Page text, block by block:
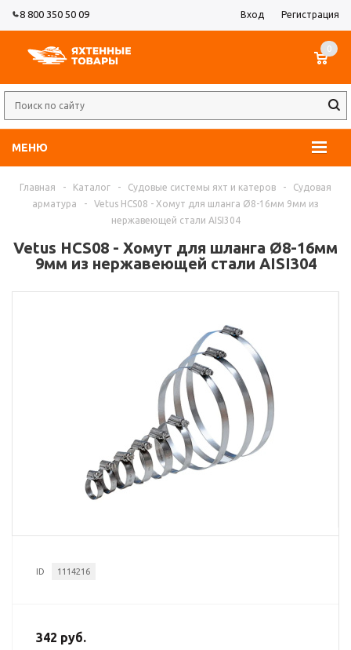
8 800 350 50 09 Вход Регистрация
МЕНЮ
0
Главная - Каталог - Судовые системы яхт и катеров -
Судовая
арматура
-
Vetus HCS08 - Хомут для шланга Ø8-16мм 9мм из
нержавеющей стали AISI304
Vetus HCS08 - Хомут для шланга Ø8-16мм
9мм из нержавеющей стали AISI304
ID 1114216
342 руб.